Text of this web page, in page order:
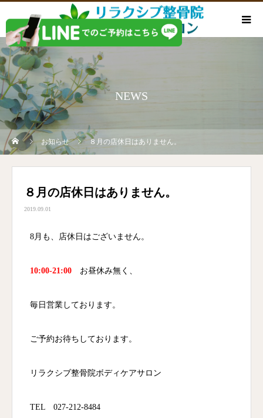
NEWS
お知らせ ８月の店休日はありません。
８月の店休日はありません。
2019.09.01
8月も、店休日はございません。
10:00-21:00 お昼休み無く、
毎日営業しております。
ご予約お待ちしております。
リラクシブ整骨院ボディケアサロン
TEL 027-212-8484